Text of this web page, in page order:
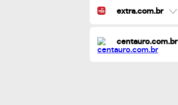
extra.com.br
centauro.com.br